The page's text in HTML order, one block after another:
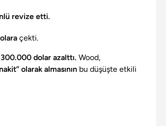
revize etti.
çekti.
300.000 dolar azalttı. Wood,
olarak almasının bu düşüşte etkili